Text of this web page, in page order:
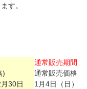
す。
)
30日
通常販売期間
通常販売価格
1月4日（日）